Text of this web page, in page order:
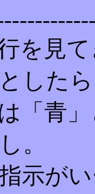
を見
した
「青
。
示が